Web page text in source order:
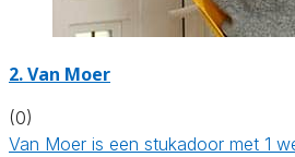
2. Van Moer
(0)
Van Moer is een stukadoor met 1